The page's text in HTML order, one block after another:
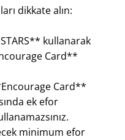
dikkate alın:
kullanarak
Card**
Card**
ek efor
minimum efor